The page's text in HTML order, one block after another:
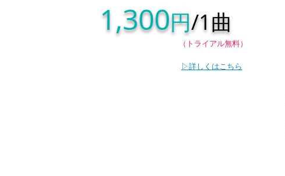
1,300円/1曲
（トライアル無料）
▷詳しくはこちら